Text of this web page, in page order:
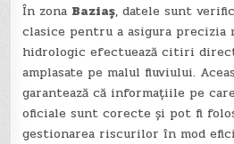
În zona Baziaș, datele sunt
clasice pentru a asigura precizia
hidrologic efectuează citiri
amplasate pe malul fluviului.
garantează că informațiile pe
oficiale sunt corecte și pot fi
gestionarea riscurilor în mod